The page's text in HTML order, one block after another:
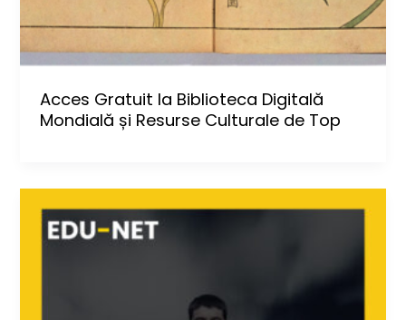
Acces Gratuit la Biblioteca Digitală
Mondială și Resurse Culturale de Top